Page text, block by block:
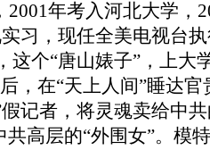
2001年考入河北大学，
习，现任全美电视台
这个“唐山婊子”，上大
，在“天上人间”睡达
记者，将灵魂卖给中
共高层的“外围女”。模